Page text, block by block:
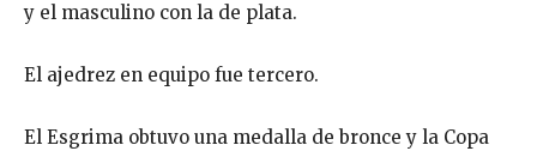
y el masculino con la de plata.
El ajedrez en equipo fue tercero.
El Esgrima obtuvo una medalla de bronce y la Copa